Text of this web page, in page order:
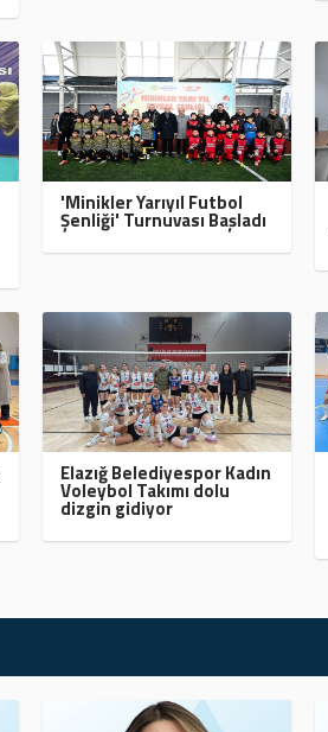
'Minikler Yarıyıl Futbol
Şenliği' Turnuvası Başladı
Elazığ Belediyespor Kadın
Voleybol Takımı dolu
dizgin gidiyor